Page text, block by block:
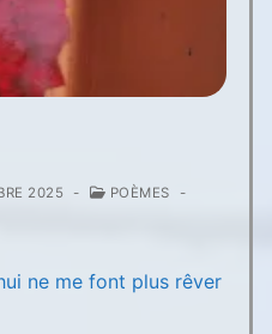
2025 - POÈMES -
ne me font plus rêver